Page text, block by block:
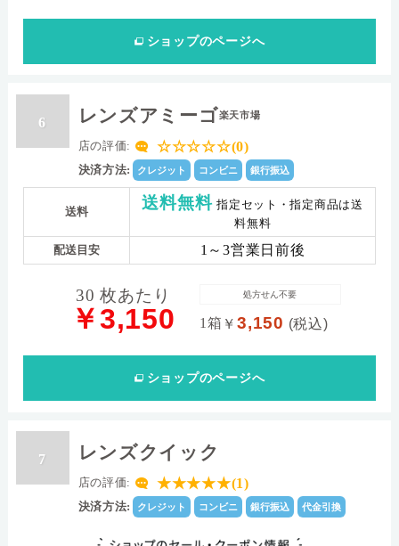
ショップのページへ
6 レンズアミーゴ楽天市場
店の評価: ☆☆☆☆☆(0)
決済方法: クレジット コンビニ 銀行振込
送料 送料無料 指定セット・指定商品は送
料無料
配送目安 1～3営業日前後
30 枚あたり
￥3,150 1箱 ￥3,150 (税込)
処方せん不要
ショップのページへ
7 レンズクイック
店の評価: ★★★★★(1)
決済方法: クレジット コンビニ 銀行振込 代金引換